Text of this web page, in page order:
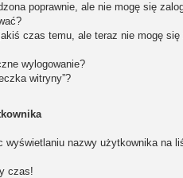
poprawnie, ale nie mogę się
czas temu, ale teraz nie mogę się
wylogowanie?
witryny”?
wyświetlaniu nazwy użytkownika na
czas!